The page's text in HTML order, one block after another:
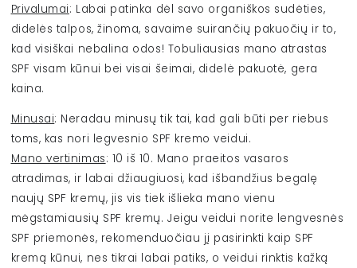
Privalumai: Labai patinka dėl savo organiškos sudėties,
didelės talpos, žinoma, savaime suirančių pakuočių ir to,
kad visiškai nebalina odos! Tobuliausias mano atrastas
SPF visam kūnui bei visai šeimai, didelė pakuotė, gera
kaina.
Minusai: Neradau minusų tik tai, kad gali būti per riebus
toms, kas nori legvesnio SPF kremo veidui.
Mano vertinimas: 10 iš 10. Mano praeitos vasaros
atradimas, ir labai džiaugiuosi, kad išbandžius begalę
naujų SPF kremų, jis vis tiek išlieka mano vienu
mėgstamiausių SPF kremų. Jeigu veidui norite lengvesnės
SPF priemonės, rekomenduočiau jį pasirinkti kaip SPF
kremą kūnui, nes tikrai labai patiks, o veidui rinktis kažką